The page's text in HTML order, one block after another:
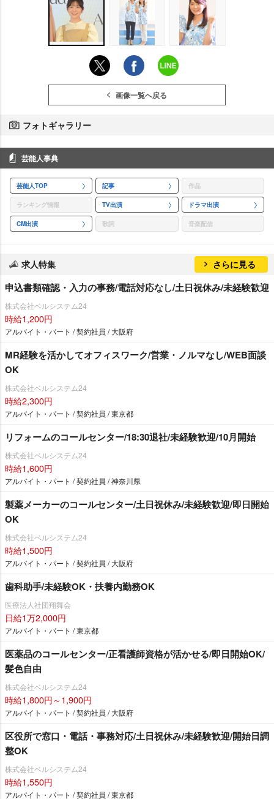
画像一覧へ戻る
フォトギャラリー
芸能人事典
芸能人TOP 記事 作品
ランキング情報 TV出演 ドラマ出演
CM出演 歌詞 音楽配信
求人特集 さらに見る
申込書類確認・入力の事務/電話対応なし/土日祝休み/未経験歓迎
株式会社ベルシステム24
時給1,200円
アルバイト・パート / 契約社員 / 大阪府
MR経験を活かしてオフィスワーク/営業・ノルマなし/WEB面談
OK
株式会社ベルシステム24
時給2,300円
アルバイト・パート / 契約社員 / 東京都
リフォームのコールセンター/18:30退社/未経験歓迎/10月開始
株式会社ベルシステム24
時給1,600円
アルバイト・パート / 契約社員 / 神奈川県
製薬メーカーのコールセンター/土日祝休み/未経験歓迎/即日開始
OK
株式会社ベルシステム24
時給1,500円
アルバイト・パート / 契約社員 / 大阪府
歯科助手/未経験OK・扶養内勤務OK
医療法人社団翔舞会
日給1万2,000円
アルバイト・パート / 東京都
医薬品のコールセンター/正看護師資格が活かせる/即日開始OK/
髪色自由
株式会社ベルシステム24
時給1,800円～1,900円
アルバイト・パート / 契約社員 / 大阪府
区役所で窓口・電話・事務対応/土日祝休み/未経験歓迎/開始日調
整OK
株式会社ベルシステム24
時給1,550円
アルバイト・パート / 契約社員 / 東京都